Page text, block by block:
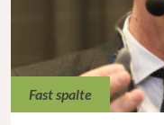
Fast spalte